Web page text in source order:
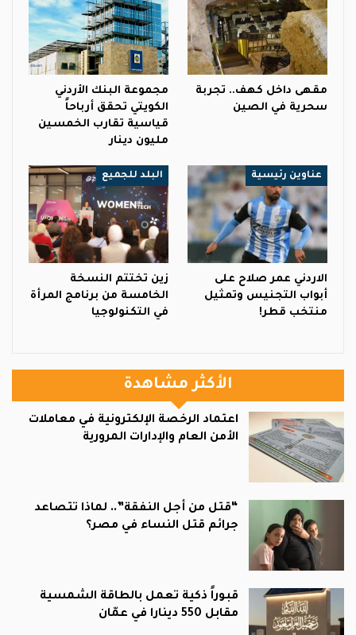
مقهى داخل كهف.. تجربة
سحرية في الصين
مجموعة البنك الأردني
الكويتي تحقق أرباحاً
قياسية تقارب الخمسين
مليون دينار
عناوين رئيسية
الاردني عمر صلاح على
أبواب التجنيس وتمثيل
منتخب قطر!
البلد للجميع
زين تختتم النسخة
الخامسة من برنامج المرأة
في التكنولوجيا
الأكثر مشاهدة
اعتماد الرخصة الإلكترونية في معاملات
الأمن العام والإدارات المرورية
“قتل من أجل النفقة”.. لماذا تتصاعد
جرائم قتل النساء في مصر؟
قبوراً ذكية تعمل بالطاقة الشمسية
مقابل 550 دينارا في عمّان